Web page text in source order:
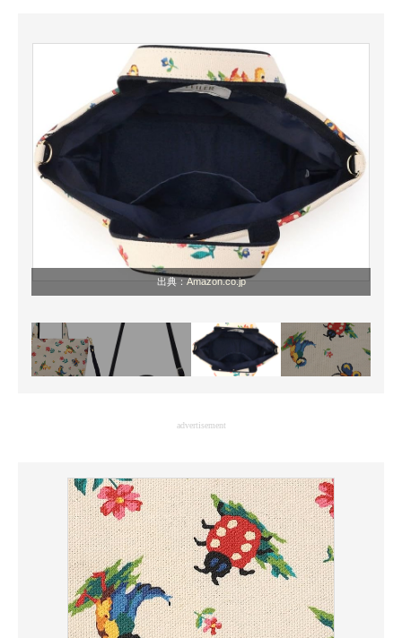
出典： Amazon.co.jp
advertisement